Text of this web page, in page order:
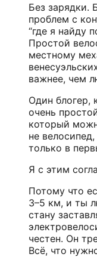
Без зарядки.
проблем с
“где я найду
Простой
местному
важнее, чем
Один блогер,
очень
который
не
только в
Я с этим
Потому что
3–5 км, и ты
стану
честен. Он
Всё, что